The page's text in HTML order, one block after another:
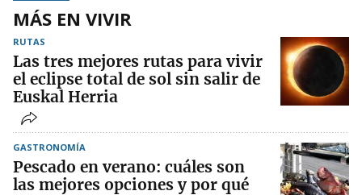
MÁS EN VIVIR
RUTAS
Las tres mejores rutas para vivir
el eclipse total de sol sin salir de
Euskal Herria
GASTRONOMÍA
Pescado en verano: cuáles son
las mejores opciones y por qué